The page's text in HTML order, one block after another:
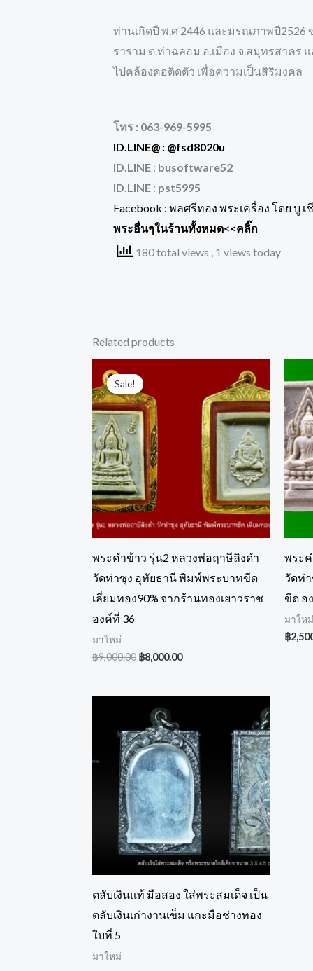
ท่านเกิดปี พ.ศ 2446 และมรณภาพปี2526
ราราม ต.ท่าฉลอม อ.เมือง จ.สมุทรสาคร
ไปคล้องคอติดตัว เพื่อความเป็นสิริมงคล
โทร : 063-969-5995
ID.LINE@ : @fsd8020u
ID.LINE : busoftware52
ID.LINE : pst5995
Facebook : พลศรีทอง พระเครื่อง โดย บู เ
พระอื่นๆในร้านทั้งหมด<<คลิ๊ก
180 total views , 1 views today
Related products
Sale!
Sale!
พระคำข้าว รุ่น2 หลวงพ่อฤาษีลิงดำ
วัดท่าซุง อุทัยธานี พิมพ์พระบาทขีด
เลี่ยมทอง90% จากร้านทองเยาวราช
องค์ที่ 36
มาใหม่
฿9,000.00
price
was:
฿9,000.00.
฿8,000.00
฿8,000.00.
พระ
วัดท่
ขีด อ
มาใหม่
฿
ตลับเงินแท้ มือสอง ใส่พระสมเด็จ เป็น
ตลับเงินเก่างานเข็ม แกะมือช่างทอง
ใบที่ 5
มาใหม่